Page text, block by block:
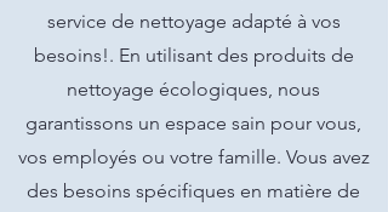
service de nettoyage adapté à vos
besoins!. En utilisant des produits de
nettoyage écologiques, nous
garantissons un espace sain pour vous,
vos employés ou votre famille. Vous avez
des besoins spécifiques en matière de